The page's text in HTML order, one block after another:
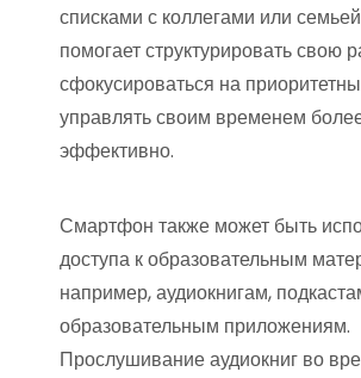
списками с коллегами или
помогает структурировать свою
сфокусироваться на
управлять своим временем
эффективно.
Смартфон также может быть
доступа к образовательным
например, аудиокнигам,
образовательным приложениям.
Прослушивание аудиокниг во